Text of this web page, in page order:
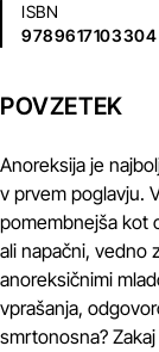
ISBN
9789617103304
POVZETEK
Anoreksija je
v prvem poglavju.
pomembnejša kot
ali napačni, vedno
anoreksičnimi
vprašanja,
smrtonosna?